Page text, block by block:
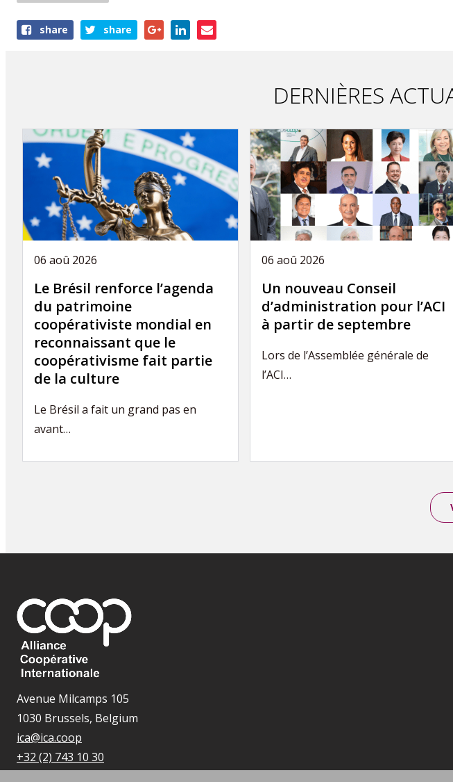
Shareshare share
DERNIÈRES
06 aoû 2026
Le Brésil renforce l’agenda
du patrimoine
coopérativiste mondial en
reconnaissant que le
coopérativisme fait partie
de la culture
Le Brésil a fait un grand pas en
avant…
06 aoû 2026
Un nouveau Conseil
d’administration pour l’ACI
à partir de septembre
Lors de l’Assemblée générale de
l’ACI…
Avenue Milcamps 105
1030 Brussels, Belgium
ica@ica.coop
+32 (2) 743 10 30